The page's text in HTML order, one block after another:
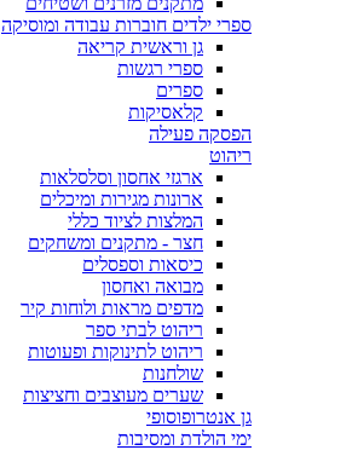
ספרי ילדים חוברות עבודה ומוסיקה
גן וראשית קריאה
ספרי רגשות
ספרים
קלאסיקות
הפסקה פעילה
ריהוט
ארגזי אחסון וסלסלאות
ארונות מגירות ומיכלים
המלצות לציוד כללי
חצר - מתקנים ומשחקים
כיסאות וספסלים
מבואה ואחסון
מדפים מראות ולוחות קיר
ריהוט לבתי ספר
ריהוט לתינוקות ופעוטות
שולחנות
שערים מעוצבים וחציצות
גן אנטרופוסופי
ימי הולדת ומסיבות